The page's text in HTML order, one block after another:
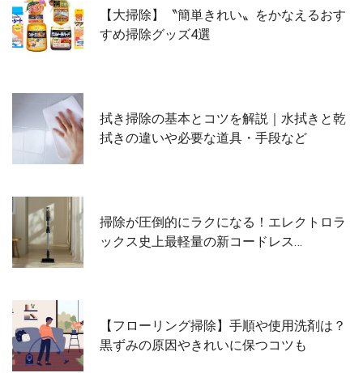
【大掃除】〝簡単きれい〟をかなえるおす
すめ掃除グッズ4選
拭き掃除の基本とコツを解説｜水拭きと乾
拭きの違いや必要な道具・手段など
掃除が圧倒的にラクになる！エレクトロラ
ックス史上最軽量の新コードレス…
【フローリング掃除】手順や使用洗剤は？
黒ずみの原因やきれいに保つコツも